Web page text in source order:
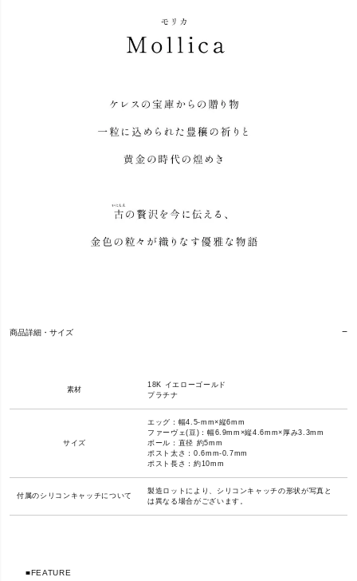
商品詳細・サイズ
素材
18K イエローゴールド
プラチナ
サイズ
エッグ：幅4.5-mm×縦6mm
ファーヴェ(豆)：幅6.9mm×縦4.6mm×厚み3.3mm
ボール：直径 約5mm
ポスト太さ：0.6mm-0.7mm
ポスト長さ：約10mm
付属のシリコンキャッチについて
製造ロットにより、シリコンキャッチの形状が写真と
は異なる場合がございます。
■FEATURE